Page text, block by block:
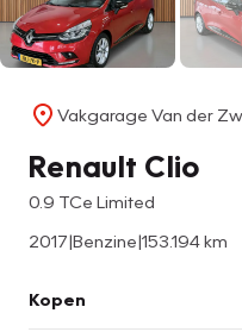
Vakgarage Van der
Renault Clio
0.9 TCe Limited
2017|Benzine|153.194 km
Kopen